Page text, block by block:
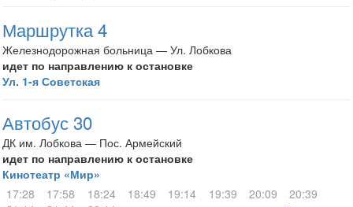
Маршрутка 4
Железнодорожная больница — Ул. Лобкова
идет по направлению к остановке
Ул. 1-я Советская
Автобус 30
ДК им. Лобкова — Пос. Армейский
идет по направлению к остановке
Кинотеатр «Мир»
17:28
17:58 18:24 18:49 19:14 19:39 20:09
20:39